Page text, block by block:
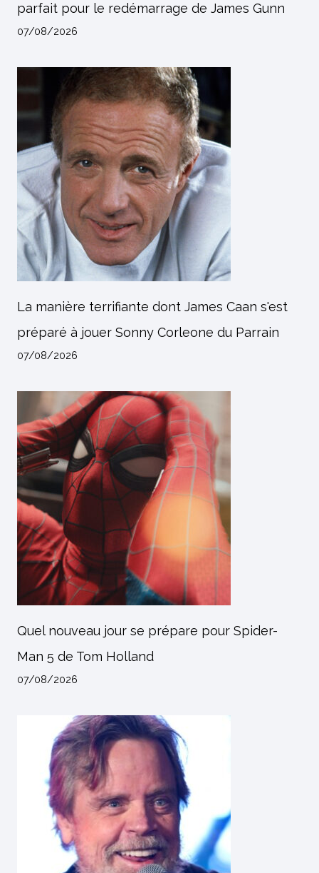
parfait pour le redémarrage de James Gunn
07/08/2026
La manière terrifiante dont James Caan s'est
préparé à jouer Sonny Corleone du Parrain
07/08/2026
Quel nouveau jour se prépare pour Spider-
Man 5 de Tom Holland
07/08/2026